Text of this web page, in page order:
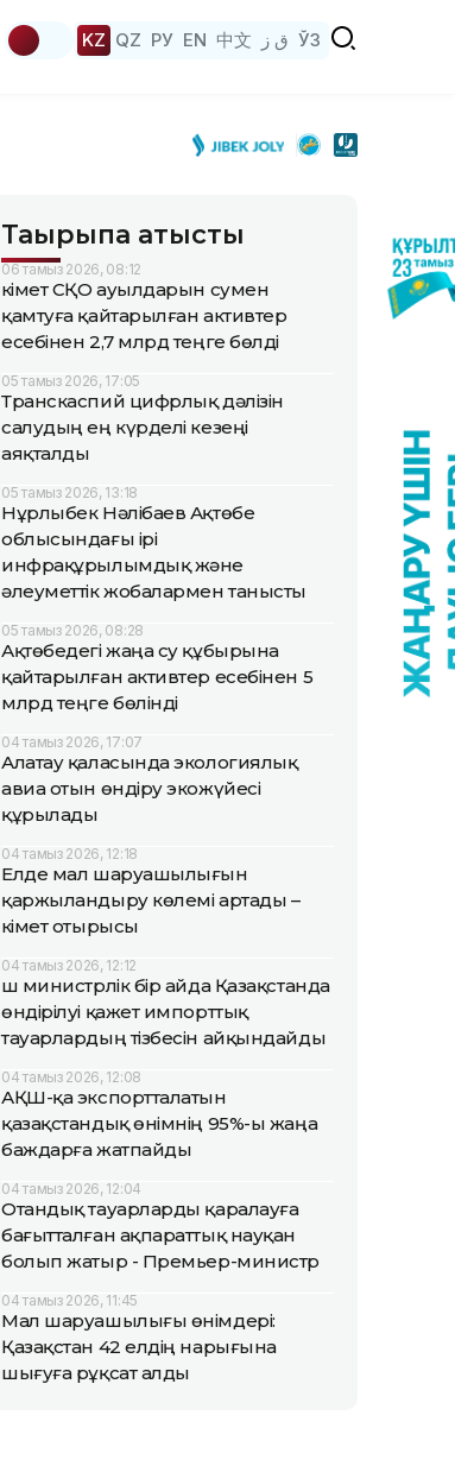
KZ QZ РУ EN 中文 ق ز ЎЗ
Тақырыпқа қатысты
06 тамыз 2026, 08:12
Үкімет СҚО ауылдарын сумен
қамтуға қайтарылған активтер
есебінен 2,7 млрд теңге бөлді
05 тамыз 2026, 17:05
Транскаспий цифрлық дәлізін
салудың ең күрделі кезеңі
аяқталды
05 тамыз 2026, 13:18
Нұрлыбек Нәлібаев Ақтөбе
облысындағы ірі
инфрақұрылымдық және
әлеуметтік жобалармен танысты
05 тамыз 2026, 08:28
Ақтөбедегі жаңа су құбырына
қайтарылған активтер есебінен 5
млрд теңге бөлінді
04 тамыз 2026, 17:07
Алатау қаласында экологиялық
авиа отын өндіру экожүйесі
құрылады
04 тамыз 2026, 12:18
Елде мал шаруашылығын
қаржыландыру көлемі артады –
Үкімет отырысы
04 тамыз 2026, 12:12
Үш министрлік бір айда Қазақстанда
өндірілуі қажет импорттық
тауарлардың тізбесін айқындайды
04 тамыз 2026, 12:08
АҚШ-қа экспортталатын
қазақстандық өнімнің 95%-ы жаңа
баждарға жатпайды
04 тамыз 2026, 12:04
Отандық тауарларды қаралауға
бағытталған ақпараттық науқан
болып жатыр - Премьер-министр
04 тамыз 2026, 11:45
Мал шаруашылығы өнімдері:
Қазақстан 42 елдің нарығына
шығуға рұқсат алды